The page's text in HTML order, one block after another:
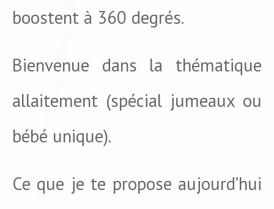
boostent à 360 degrés.
Bienvenue dans la thématique
allaitement (spécial jumeaux ou
bébé unique).
Ce que je te propose aujourd’hui